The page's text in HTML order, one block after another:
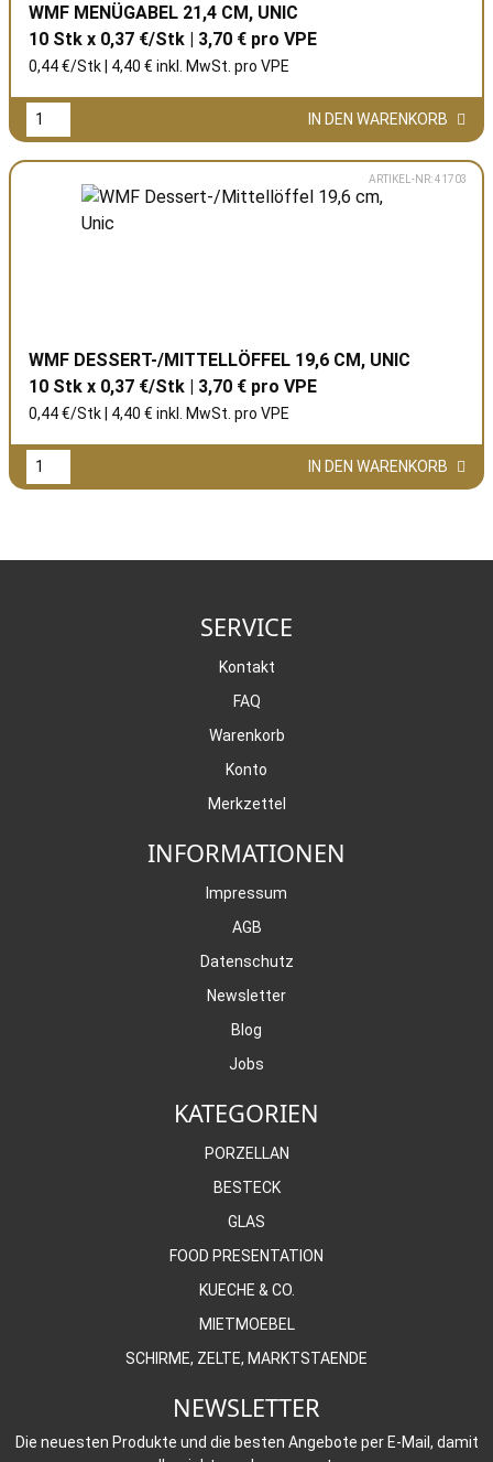
WMF MENÜGABEL 21,4 CM, UNIC
10 Stk x 0,37 €/Stk | 3,70 € pro VPE
0,44 €/Stk | 4,40 € inkl. MwSt. pro VPE
IN DEN WARENKORB
ARTIKEL-NR: 41703
WMF DESSERT-/MITTELLÖFFEL 19,6 CM, UNIC
10 Stk x 0,37 €/Stk | 3,70 € pro VPE
0,44 €/Stk | 4,40 € inkl. MwSt. pro VPE
IN DEN WARENKORB
SERVICE
Kontakt
FAQ
Warenkorb
Konto
Merkzettel
INFORMATIONEN
Impressum
AGB
Datenschutz
Newsletter
Blog
Jobs
KATEGORIEN
PORZELLAN
BESTECK
GLAS
FOOD PRESENTATION
KUECHE & CO.
MIETMOEBEL
SCHIRME, ZELTE, MARKTSTAENDE
NEWSLETTER
Die neuesten Produkte und die besten Angebote per E-Mail, damit